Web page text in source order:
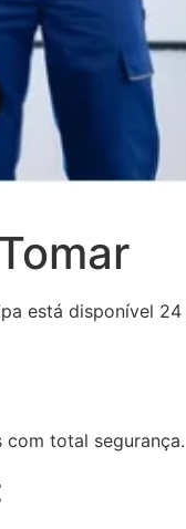
está disponível
com total segurança.